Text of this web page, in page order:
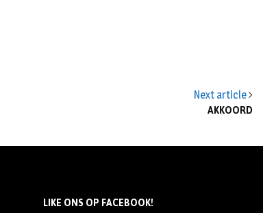
Next article
AKKOORD
LIKE ONS OP FACEBOOK!